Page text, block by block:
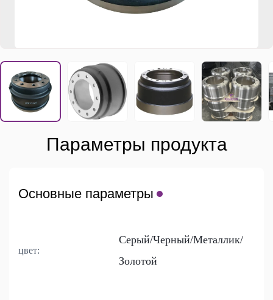
Параметры продукта
Основные параметры
цвет:
Серый/Черный/Металлик/
Золотой